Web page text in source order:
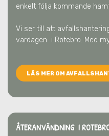
enkelt följa kommande
Vi ser till att
vardagen i Rotebro. Med
LÄS MER OM
ÅTERANVÄNDNING I